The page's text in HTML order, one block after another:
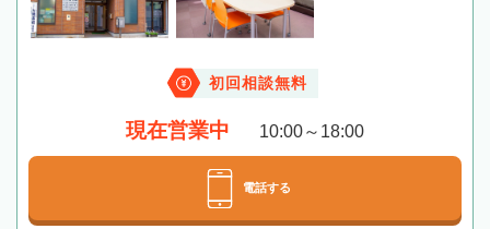
初回相談無料
現在営業中 10:00～18:00
電話する